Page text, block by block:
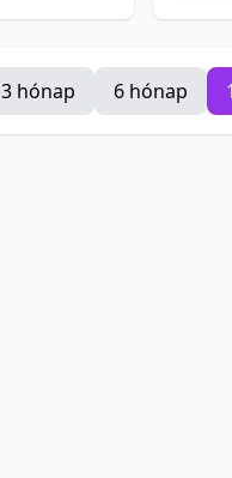
3 hónap 6 hónap